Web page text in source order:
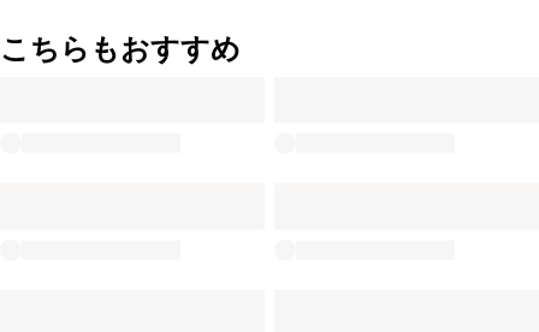
こちらもおすすめ